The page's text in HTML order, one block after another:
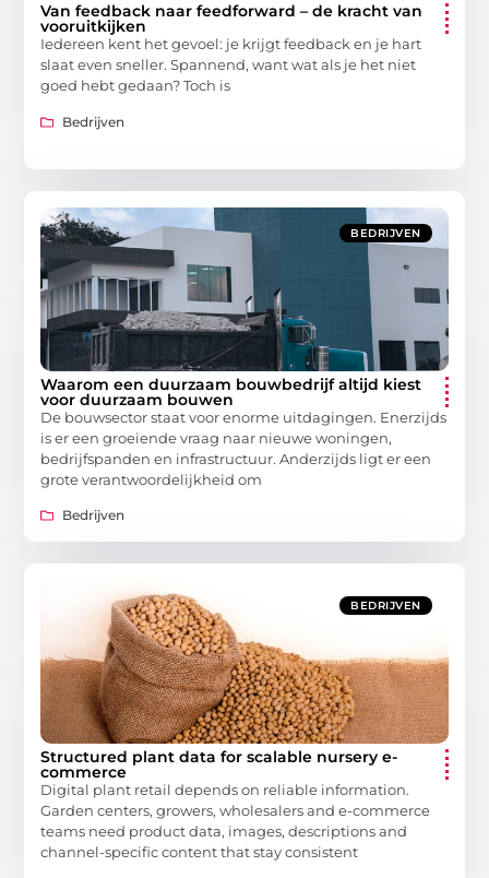
Van feedback naar feedforward – de kracht van
vooruitkijken
Iedereen kent het gevoel: je krijgt feedback en je hart
slaat even sneller. Spannend, want wat als je het niet
goed hebt gedaan? Toch is
Bedrijven
BEDRIJVEN
Waarom een duurzaam bouwbedrijf altijd kiest
voor duurzaam bouwen
De bouwsector staat voor enorme uitdagingen. Enerzijds
is er een groeiende vraag naar nieuwe woningen,
bedrijfspanden en infrastructuur. Anderzijds ligt er een
grote verantwoordelijkheid om
Bedrijven
BEDRIJVEN
Structured plant data for scalable nursery e-
commerce
Digital plant retail depends on reliable information.
Garden centers, growers, wholesalers and e-commerce
teams need product data, images, descriptions and
channel-specific content that stay consistent